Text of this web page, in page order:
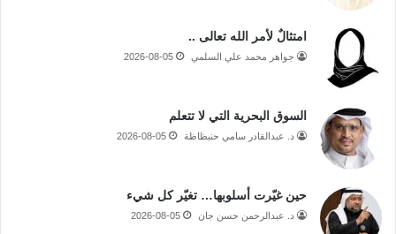
امتثالٌ لأمر الله تعالى ..
جواهر محمد علي السلمي 2026-08-05
السوق البحرية التي لا تتعلم
د. عبدالقادر سامي حنبظاظة 2026-08-05
حين غيّرت أسلوبها… تغيّر كل شيء
د. عبدالرحمن حسن جان 2026-08-05